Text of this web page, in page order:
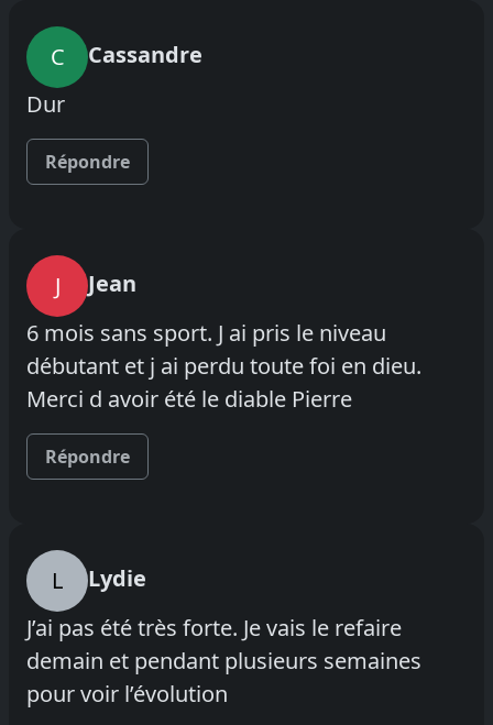
C
Cassandre
Dur
Répondre
J
Jean
6 mois sans sport. J ai pris le niveau
débutant et j ai perdu toute foi en dieu.
Merci d avoir été le diable Pierre
Répondre
L
Lydie
J’ai pas été très forte. Je vais le refaire
demain et pendant plusieurs semaines
pour voir l’évolution